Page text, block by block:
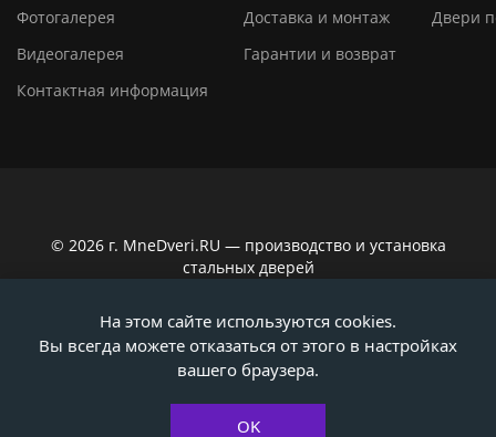
Фотогалерея
Видеогалерея
Контактная информация
Доставка и монтаж
Гарантии и возврат
Двери
© 2026 г. MneDveri.RU — производство и установка
стальных дверей
Гражданского кодекса РФ. Вся информация на сайте,
касающаяся технических характеристик, наличия на
складе, стоимости товаров, носит информационно-
уточняйте у наших консультантов!
На этом сайте используются cookies.
Вы всегда можете отказаться от этого в настройках
вашего браузера.
OK